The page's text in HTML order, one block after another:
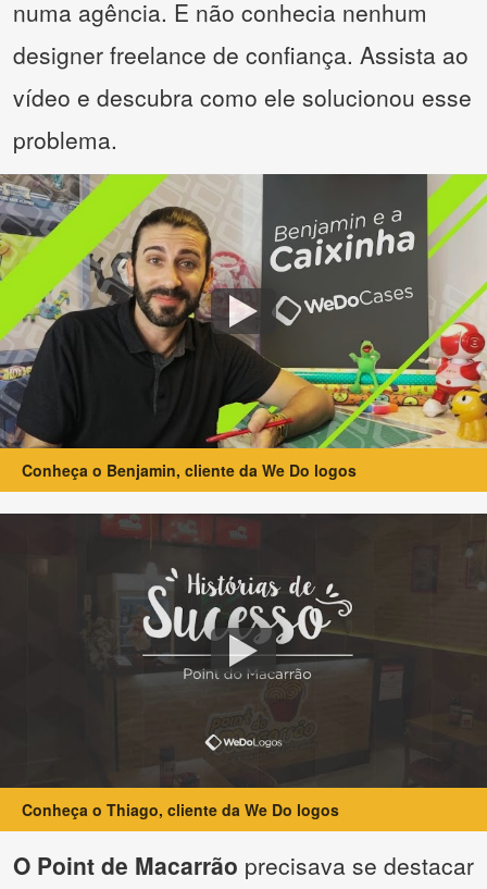
numa agência. E não conhecia nenhum
designer freelance de confiança. Assista ao
vídeo e descubra como ele solucionou esse
problema.
Conheça o Benjamin, cliente da We Do logos
Conheça o Thiago, cliente da We Do logos
O Point de Macarrão precisava se destacar